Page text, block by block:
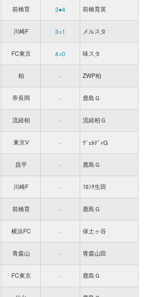
前橋育 3●4 前橋育英
川崎F 3○1 メルスタ
FC東京 4○0 味スタ
柏 - ZWP柏
帝長岡 - 鹿島Ｇ
流経柏 - 流経柏Ｇ
東京V - ｳﾞｪﾙﾃﾞｨG
昌平 - 鹿島Ｇ
川崎F - ﾌﾛﾝﾀ生田
前橋育 - 鹿島Ｇ
横浜FC - 保土ヶ谷
青森山 - 青森山田
FC東京 - 鹿島Ｇ